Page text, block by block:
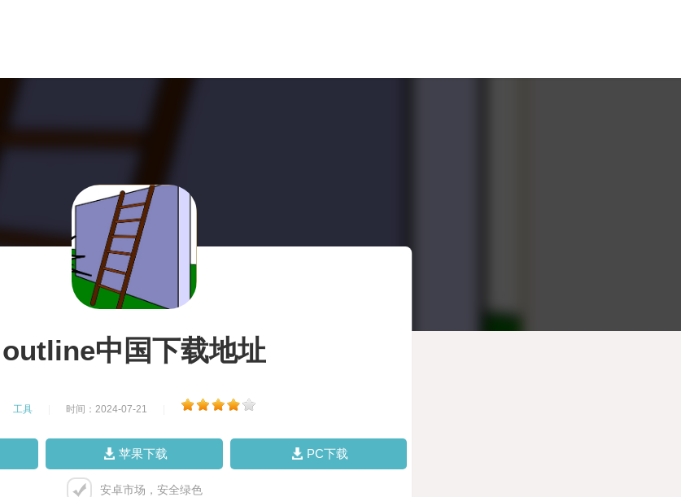
outline中国下载地址
工具 时间：2024-07-21
苹果下载 PC下载
安卓市场，安全绿色